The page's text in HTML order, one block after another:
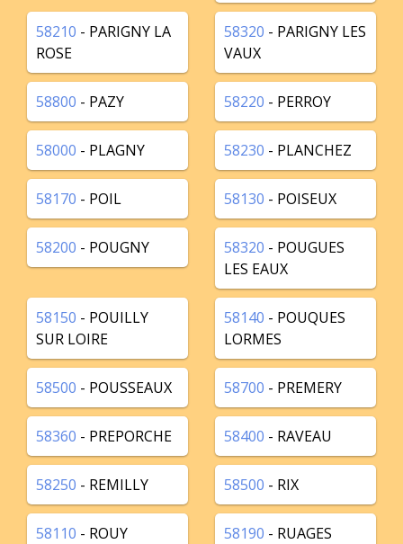
58210 - PARIGNY LA
ROSE
58320 - PARIGNY LES
VAUX
58800 - PAZY 58220 - PERROY
58000 - PLAGNY 58230 - PLANCHEZ
58170 - POIL 58130 - POISEUX
58200 - POUGNY 58320 - POUGUES
LES EAUX
58150 - POUILLY
SUR LOIRE
58140 - POUQUES
LORMES
58500 - POUSSEAUX 58700 - PREMERY
58360 - PREPORCHE 58400 - RAVEAU
58250 - REMILLY 58500 - RIX
58110 - ROUY 58190 - RUAGES